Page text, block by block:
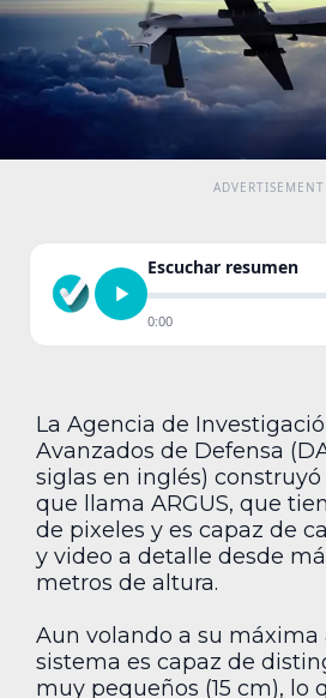
Escuchar resumen
0:00
La Agencia de
Avanzados de Defensa
siglas en inglés)
que llama ARGUS, que
de pixeles y es capaz de
y video a detalle desde
metros de altura.
Aun volando a su máxima
sistema es capaz de
muy pequeños (15 cm), lo